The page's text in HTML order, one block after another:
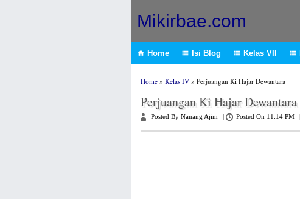
Mikirbae.com
 Home  Isi Blog  Kelas VII 
Home» Kelas IV» Perjuangan Ki Hajar Dewantara
Perjuangan Ki Hajar Dewantara
Posted By Nanang Ajim Posted On 11:14 PM